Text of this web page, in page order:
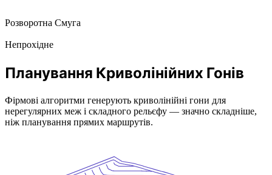
Розворотна Смуга
Непрохідне
Планування Криволінійних Гонів
Фірмові алгоритми генерують криволінійні гони для
нерегулярних меж і складного рельєфу — значно складніше,
ніж планування прямих маршрутів.